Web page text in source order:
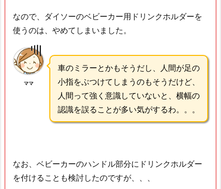
なので、ダイソーのベビーカー用ドリンクホルダーを
使うのは、やめてしまいました。
ママ
車のミラーとかもそうだし、人間が足の
小指をぶつけてしまうのもそうだけど、
人間って強く意識していないと、横幅の
認識を誤ることが多い気がするわ。。。
なお、ベビーカーのハンドル部分にドリンクホルダー
を付けることも検討したのですが、、、